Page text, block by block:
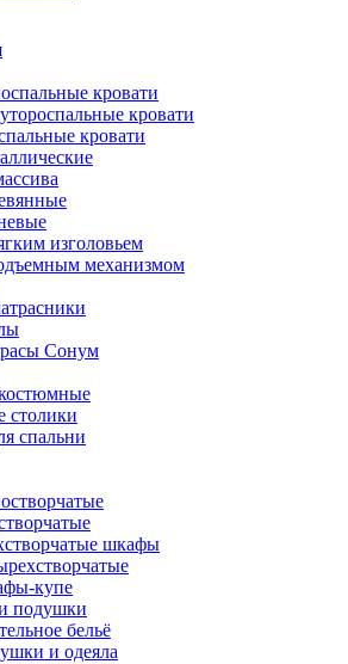
кровати
кровати
кровати
изголовьем
механизмом
Сонум
столики
спальни
шкафы
купе
подушки
бельё
и одеяла